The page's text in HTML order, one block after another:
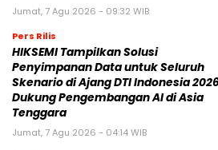
Jumat, 7 Agu 2026 - 09:32 WIB
Pers Rilis
HIKSEMI Tampilkan Solusi
Penyimpanan Data untuk Seluruh
Skenario di Ajang DTI Indonesia
Dukung Pengembangan AI di Asia
Tenggara
Jumat, 7 Agu 2026 - 04:14 WIB